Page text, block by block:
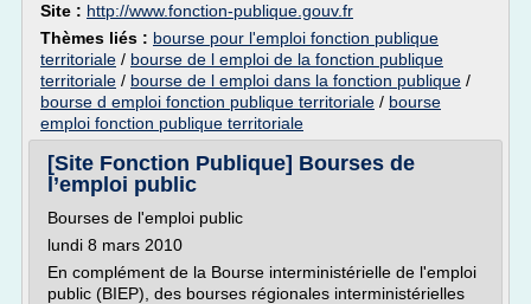
Site : http://www.fonction-publique.gouv.fr
Thèmes liés : bourse pour l'emploi fonction publique
territoriale / bourse de l emploi de la fonction publique
territoriale / bourse de l emploi dans la fonction publique /
bourse d emploi fonction publique territoriale / bourse
emploi fonction publique territoriale
[Site Fonction Publique] Bourses de
l’emploi public
Bourses de l'emploi public
lundi 8 mars 2010
En complément de la Bourse interministérielle de l'emploi
public (BIEP), des bourses régionales interministérielles